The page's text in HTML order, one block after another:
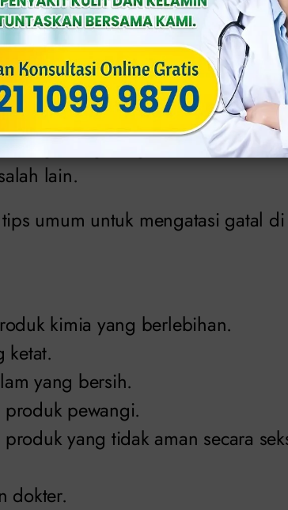
kemaluan tentunya membuat
sensitif dan pribadi.
menghilangkan gatal di area
lain.
umum untuk mengatasi gatal
kimia yang berlebihan.
ketat.
yang bersih.
pewangi.
yang tidak aman secara
dokter.